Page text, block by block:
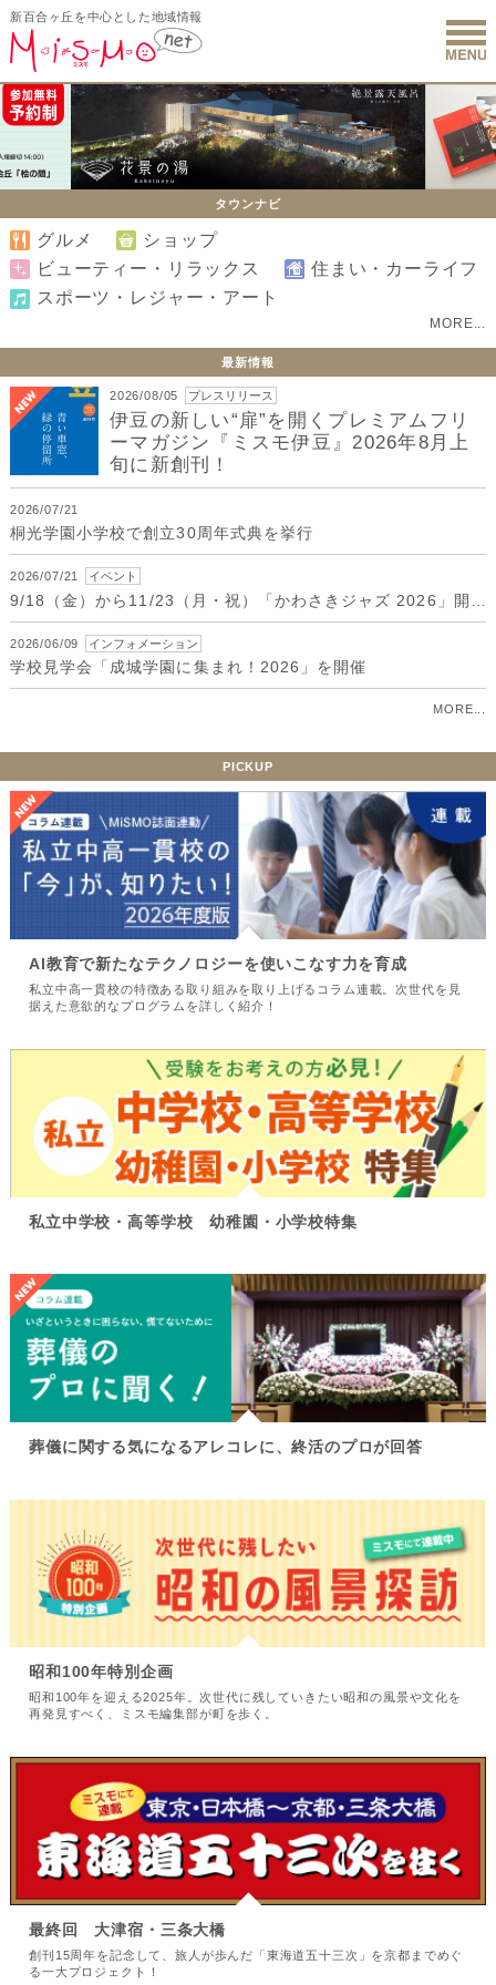
新百合ヶ丘を中心とした地域情報
新百合
タウンナビ
グルメ
ショップ
ビューティー・リラックス
住まい・カーライフ
スポーツ・レジャー・アート
MORE...
最新情報
2026/08/05 プレスリリース
伊豆の新しい“扉”を開くプレミアムフリ
ーマガジン『ミスモ伊豆』2026年8月上
旬に新創刊！
2026/07/21
桐光学園小学校で創立30周年式典を挙行
2026/07/21 イベント
2026/06/09 インフォメーション
学校見学会「成城学園に集まれ！2026」を開催
MORE...
PICKUP
AI教育で新たなテクノロジーを使いこなす力を育成
私立中高一貫校の特徴ある取り組みを取り上げるコラム連載。次世代を見
据えた意欲的なプログラムを詳しく紹介！
私立中学校・高等学校 幼稚園・小学校特集
葬儀に関する気になるアレコレに、終活のプロが回答
昭和100年特別企画
昭和100年を迎える2025年。次世代に残していきたい昭和の風景や文化を
再発見すべく、ミスモ編集部が町を歩く。
最終回 大津宿・三条大橋
創刊15周年を記念して、旅人が歩んだ「東海道五十三次」を京都までめぐ
る一大プロジェクト！